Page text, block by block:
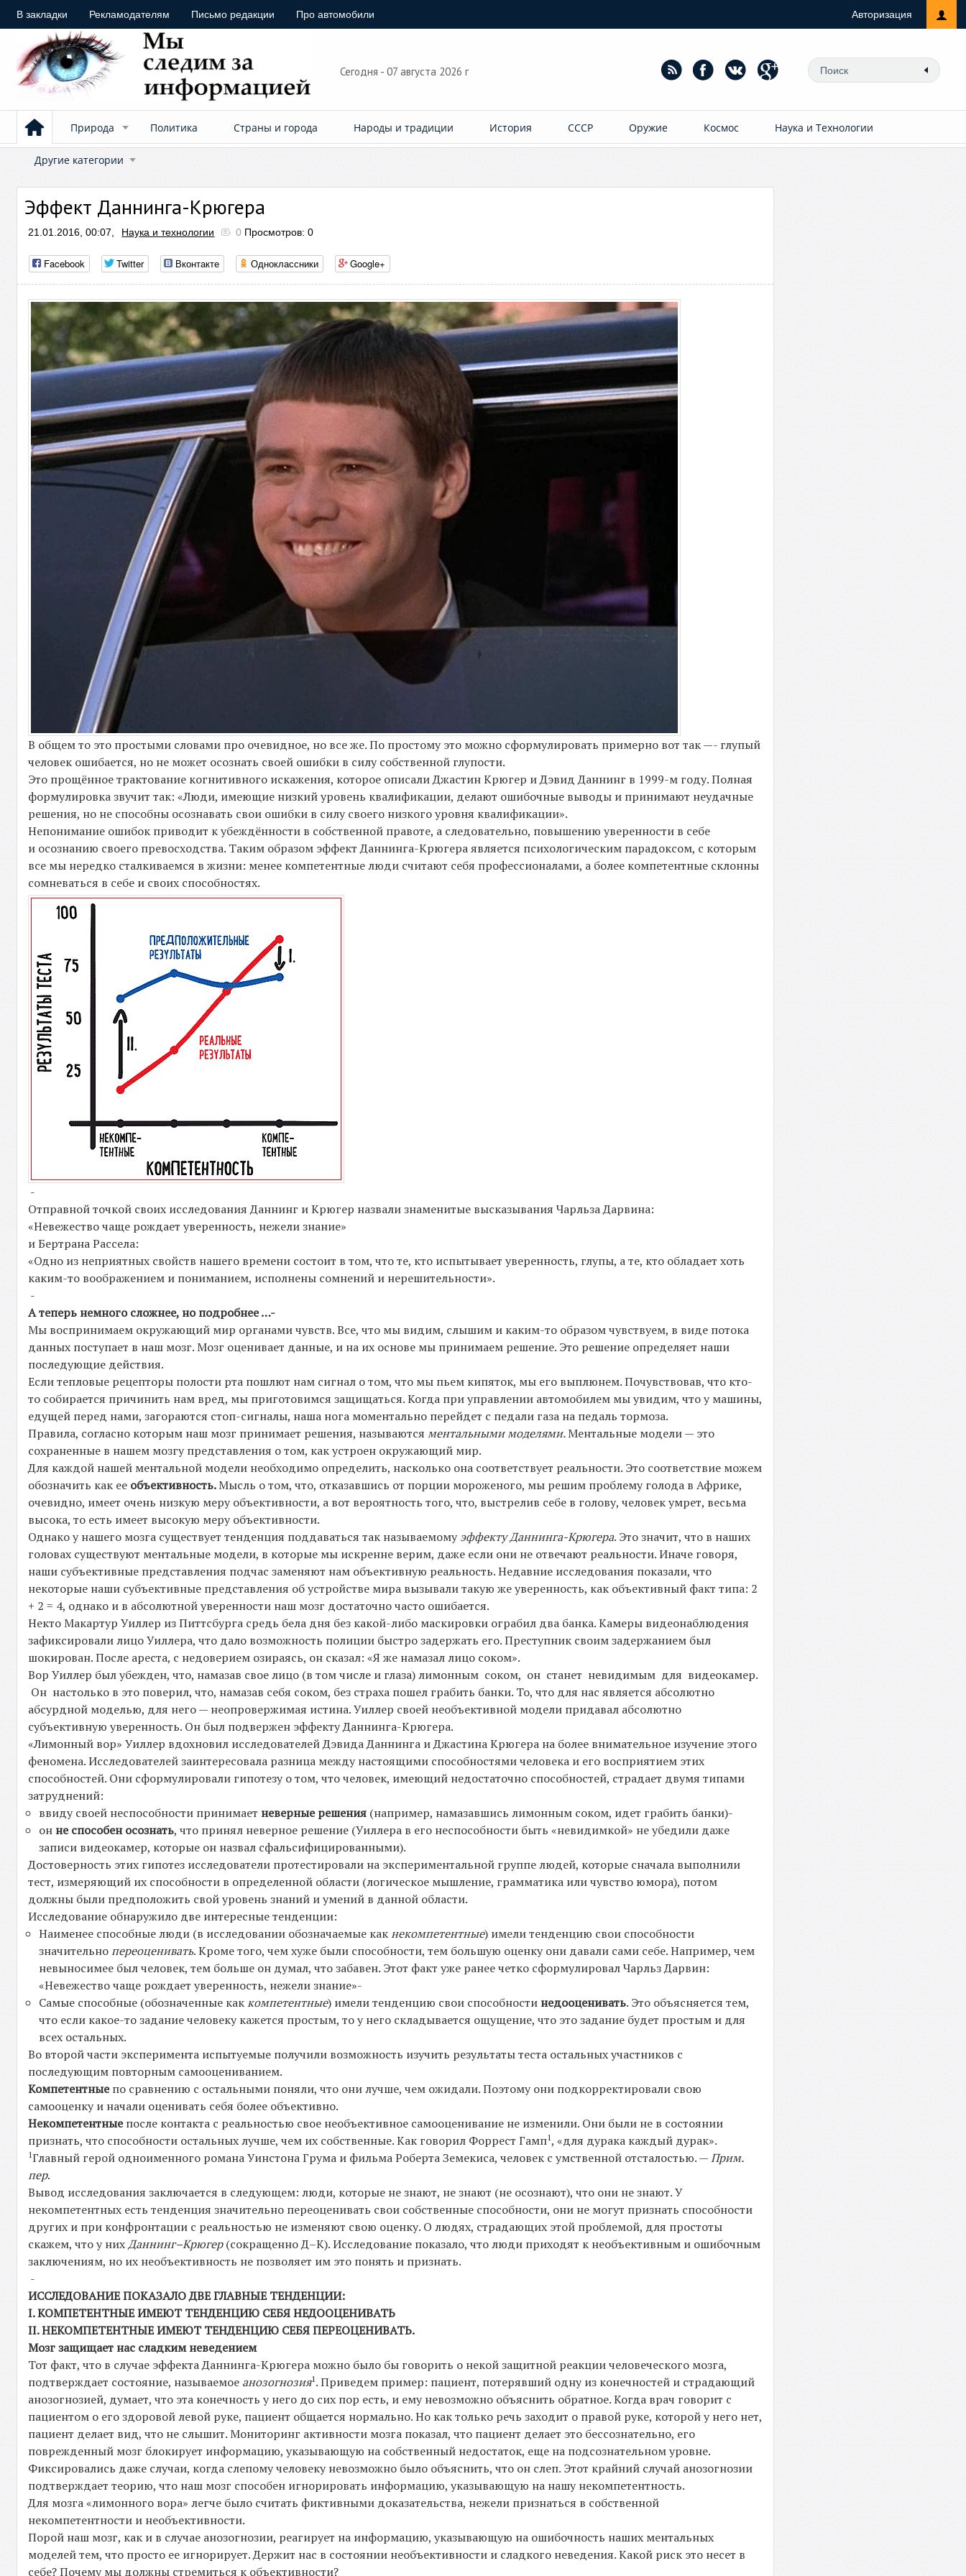
В закладки Рекламодателям Письмо редакции Про автомобили Авторизация
Сегодня - 07 августа 2026 г
Природа Политика Страны и города Народы и традиции История СССР Оружие Космос Наука и Технологии
Другие категории
Эффект Даннинга-Крюгера
21.01.2016, 00:07, Наука и технологии 0 Просмотров: 0
Facebook Twitter Вконтакте Одноклассники Google+
В общем то это простыми словами про очевидное, но все же. По простому это можно сформулировать примерно вот так —- глупый
человек ошибается, но не может осознать своей ошибки в силу собственной глупости.
Это прощённое трактование когнитивного искажения, которое описали Джастин Крюгер и Дэвид Даннинг в 1999-м году. Полная
формулировка звучит так: «Люди, имеющие низкий уровень квалификации, делают ошибочные выводы и принимают неудачные
решения, но не способны осознавать свои ошибки в силу своего низкого уровня квалификации».
Непонимание ошибок приводит к убеждённости в собственной правоте, а следовательно, повышению уверенности в себе
и осознанию своего превосходства. Таким образом эффект Даннинга-Крюгера является психологическим парадоксом, с которым
все мы нередко сталкиваемся в жизни: менее компетентные люди считают себя профессионалами, а более компетентные склонны
сомневаться в себе и своих способностях.
-
Отправной точкой своих исследования Даннинг и Крюгер назвали знаменитые высказывания Чарльза Дарвина:
«Невежество чаще рождает уверенность, нежели знание»
и Бертрана Рассела:
«Одно из неприятных свойств нашего времени состоит в том, что те, кто испытывает уверенность, глупы, а те, кто обладает хоть
каким-то воображением и пониманием, исполнены сомнений и нерешительности».
-
А теперь немного сложнее, но подробнее …-
Мы воспринимаем окружающий мир органами чувств. Все, что мы видим, слышим и каким-то образом чувствуем, в виде потока
данных поступает в наш мозг. Мозг оценивает данные, и на их основе мы принимаем решение. Это решение определяет наши
последующие действия.
Если тепловые рецепторы полости рта пошлют нам сигнал о том, что мы пьем кипяток, мы его выплюнем. Почувствовав, что кто-
то собирается причинить нам вред, мы приготовимся защищаться. Когда при управлении автомобилем мы увидим, что у машины,
едущей перед нами, загораются стоп-сигналы, наша нога моментально перейдет с педали газа на педаль тормоза.
Правила, согласно которым наш мозг принимает решения, называютсяментальными моделями.Ментальные модели — это
сохраненные в нашем мозгу представления о том, как устроен окружающий мир.
Для каждой нашей ментальной модели необходимо определить, насколько она соответствует реальности. Это соответствие можем
обозначить как ее объективность.Мысль о том, что, отказавшись от порции мороженого, мы решим проблему голода в Африке,
очевидно, имеет очень низкую меру объективности, а вот вероятность того, что, выстрелив себе в голову, человек умрет, весьма
высока, то есть имеет высокую меру объективности.
Однако у нашего мозга существует тенденция поддаваться так называемому эффекту Даннинга-Крюгера. Это значит, что в наших
головах существуют ментальные модели, в которые мы искренне верим, даже если они не отвечают реальности. Иначе говоря,
наши субъективные представления подчас заменяют нам объективную реальность. Недавние исследования показали, что
некоторые наши субъективные представления об устройстве мира вызывали такую же уверенность, как объективный факт типа: 2
+ 2 = 4, однако и в абсолютной уверенности наш мозг достаточно часто ошибается.
Некто Макартур Уиллер из Питтсбурга средь бела дня без какой-либо маскировки ограбил два банка. Камеры видеонаблюдения
зафиксировали лицо Уиллера, что дало возможность полиции быстро задержать его. Преступник своим задержанием был
шокирован. После ареста, с недоверием озираясь, он сказал: «Я же намазал лицо соком».
Вор Уиллер был убежден, что, намазав свое лицо (в том числе и глаза) лимонным соком, он станет невидимым для видеокамер.
Он настолько в это поверил, что, намазав себя соком, без страха пошел грабить банки. То, что для нас является абсолютно
абсурдной моделью, для него — неопровержимая истина. Уиллер своей необъективной модели придавал абсолютно
субъективную уверенность. Он был подвержен эффекту Даннинга-Крюгера.
«Лимонный вор» Уиллер вдохновил исследователей Дэвида Даннинга и Джастина Крюгера на более внимательное изучение этого
феномена. Исследователей заинтересовала разница между настоящими способностями человека и его восприятием этих
способностей. Они сформулировали гипотезу о том, что человек, имеющий недостаточно способностей, страдает двумя типами
затруднений:
ввиду своей неспособности принимает неверные решения (например, намазавшись лимонным соком, идет грабить банки)-
он не способен осознать, что принял неверное решение (Уиллера в его неспособности быть «невидимкой» не убедили даже
записи видеокамер, которые он назвал сфальсифицированными).
Достоверность этих гипотез исследователи протестировали на экспериментальной группе людей, которые сначала выполнили
тест, измеряющий их способности в определенной области (логическое мышление, грамматика или чувство юмора), потом
должны были предположить свой уровень знаний и умений в данной области.
Исследование обнаружило две интересные тенденции:
Наименее способные люди (в исследовании обозначаемые какнекомпетентные) имели тенденцию свои способности
значительнопереоценивать. Кроме того, чем хуже были способности, тем большую оценку они давали сами себе. Например, чем
невыносимее был человек, тем больше он думал, что забавен. Этот факт уже ранее четко сформулировал Чарльз Дарвин:
«Невежество чаще рождает уверенность, нежели знание»-
Cамые способные (обозначенные каккомпетентные) имели тенденцию свои способности недооценивать. Это объясняется тем,
что если какое-то задание человеку кажется простым, то у него складывается ощущение, что это задание будет простым и для
всех остальных.
Во второй части эксперимента испытуемые получили возможность изучить результаты теста остальных участников с
последующим повторным самооцениванием.
Компетентныепо сравнению с остальными поняли, что они лучше, чем ожидали. Поэтому они подкорректировали свою
самооценку и начали оценивать себя более объективно.
Некомпетентныепосле контакта с реальностью свое необъективное самооценивание не изменили. Они были не в состоянии
признать, что способности остальных лучше, чем их собственные. Как говорил Форрест Гамп1, «для дурака каждый дурак».
1Главный герой одноименного романа Уинстона Грума и фильма Роберта Земекиса, человек с умственной отсталостью. —Прим.
пер.
Вывод исследования заключается в следующем: люди, которые не знают, не знают (не осознают), что они не знают. У
некомпетентных есть тенденция значительно переоценивать свои собственные способности, они не могут признать способности
других и при конфронтации с реальностью не изменяют свою оценку. О людях, страдающих этой проблемой, для простоты
скажем, что у нихДаннинг–Крюгер(сокращенно Д–К). Исследование показало, что люди приходят к необъективным и ошибочным
заключениям, но их необъективность не позволяет им это понять и признать.
-
ИССЛЕДОВАНИЕ ПОКАЗАЛО ДВЕ ГЛАВНЫЕ ТЕНДЕНЦИИ:
I. КОМПЕТЕНТНЫЕ ИМЕЮТ ТЕНДЕНЦИЮ СЕБЯ НЕДООЦЕНИВАТЬ
II. НЕКОМПЕТЕНТНЫЕ ИМЕЮТ ТЕНДЕНЦИЮ СЕБЯ ПЕРЕОЦЕНИВАТЬ.
Мозг защищает нас сладким неведением
Тот факт, что в случае эффекта Даннинга-Крюгера можно было бы говорить о некой защитной реакции человеческого мозга,
подтверждает состояние, называемое анозогнозия1. Приведем пример: пациент, потерявший одну из конечностей и страдающий
анозогнозией, думает, что эта конечность у него до сих пор есть, и ему невозможно объяснить обратное. Когда врач говорит с
пациентом о его здоровой левой руке, пациент общается нормально. Но как только речь заходит о правой руке, которой у него нет,
пациент делает вид, что не слышит. Мониторинг активности мозга показал, что пациент делает это бессознательно, его
поврежденный мозг блокирует информацию, указывающую на собственный недостаток, еще на подсознательном уровне.
Фиксировались даже случаи, когда слепому человеку невозможно было объяснить, что он слеп. Этот крайний случай анозогнозии
подтверждает теорию, что наш мозг способен игнорировать информацию, указывающую на нашу некомпетентность.
Для мозга «лимонного вора» легче было считать фиктивными доказательства, нежели признаться в собственной
некомпетентности и необъективности.
Порой наш мозг, как и в случае анозогнозии, реагирует на информацию, указывающую на ошибочность наших ментальных
моделей тем, что просто ее игнорирует. Держит нас в состоянии необъективности и сладкого неведения. Какой риск это несет в
себе? Почему мы должны стремиться к объективности?